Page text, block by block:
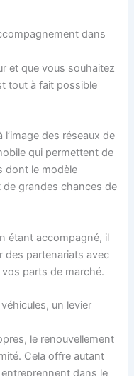
dans
et que vous souhaitez
tout à fait possible
des réseaux de
qui permettent de
dont le modèle
grandes chances de
étant accompagné, il
des partenariats avec
vos parts de marché.
un levier
le renouvellement
Cela offre autant
entreprennent dans le